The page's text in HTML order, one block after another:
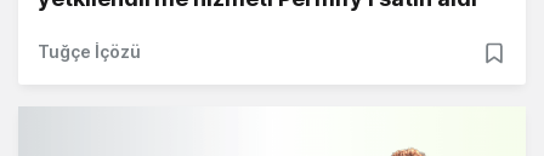
Tuğçe İçözü